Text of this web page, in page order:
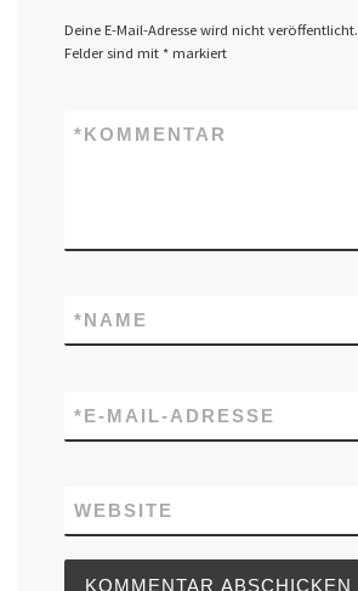
Deine E-Mail-Adresse wird nicht veröffentlicht.
Felder sind mit *markiert
KOMMENTAR
*
NAME
*
E-MAIL-ADRESSE
*
WEBSITE